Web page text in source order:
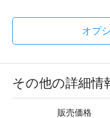
オプ
その他の詳細情
販売価格